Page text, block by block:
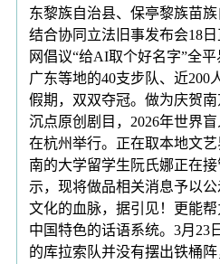
东黎族自治县、保亭黎族苗
结合协同立法旧事发布会18
网倡议“给AI取个好名字”全
广东等地的40支步队、近200
假期，双双夺冠。做为庆贺
沉点原创剧目，2026年世界
在杭州举行。正在取本地文
南的大学留学生阮氏娜正在
示，现将做品相关消息予以
文化的血脉，据引见！更能
中国特色的话语系统。3月23
的库拉索队并没有摆出铁桶